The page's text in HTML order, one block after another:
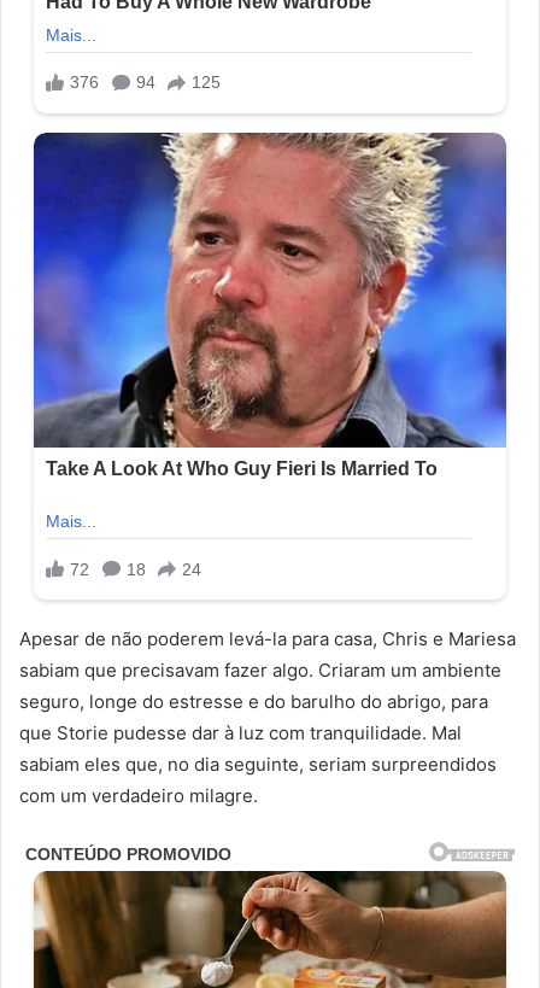
Apesar de não poderem levá-la para casa, Chris e Mariesa
sabiam que precisavam fazer algo. Criaram um ambiente
seguro, longe do estresse e do barulho do abrigo, para
que Storie pudesse dar à luz com tranquilidade. Mal
sabiam eles que, no dia seguinte, seriam surpreendidos
com um verdadeiro milagre.